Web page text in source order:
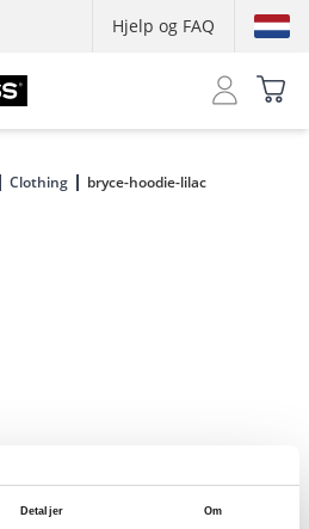
Detaljer Om
Hjelp og FAQ
Clothing bryce-hoodie-lilac